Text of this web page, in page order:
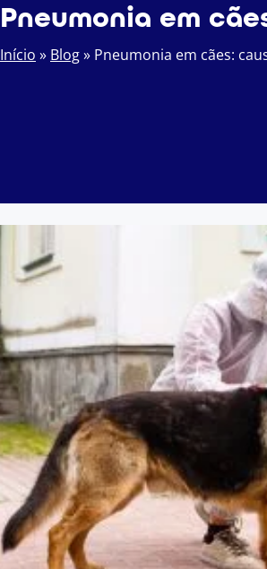
Pneumonia em
Início » Blog» Pneumonia em cães: